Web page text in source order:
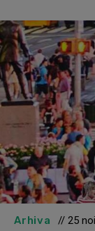
Arhiva // 25